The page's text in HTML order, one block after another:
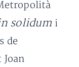
solidum i
de
Joan